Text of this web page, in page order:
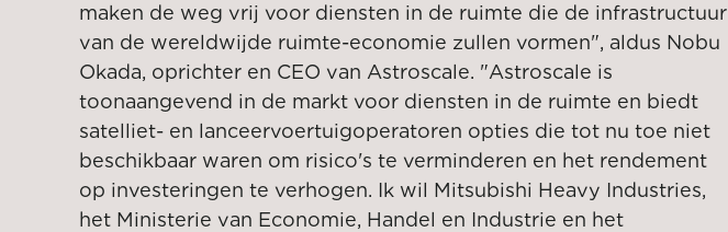
maken de weg vrij voor diensten in de ruimte die de infrastructuur
van de wereldwijde ruimte-economie zullen vormen", aldus Nobu
Okada, oprichter en CEO van Astroscale. "Astroscale is
toonaangevend in de markt voor diensten in de ruimte en biedt
satelliet- en lanceervoertuigoperatoren opties die tot nu toe niet
beschikbaar waren om risico's te verminderen en het rendement
op investeringen te verhogen. Ik wil Mitsubishi Heavy Industries,
het Ministerie van Economie, Handel en Industrie en het